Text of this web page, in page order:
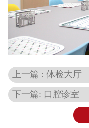
上一篇 : 体检大厅
下一篇: 口腔诊室